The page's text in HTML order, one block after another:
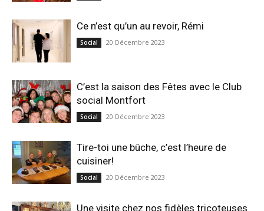
Ce n’est qu’un au revoir, Rémi
Social 20 Décembre 2023
C’est la saison des Fêtes avec le Club
social Montfort
Social 20 Décembre 2023
Tire-toi une bûche, c’est l’heure de
cuisiner!
Social 20 Décembre 2023
Une visite chez nos fidèles tricoteuses